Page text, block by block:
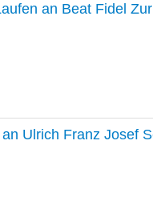
an Beat Fidel
Ulrich Franz Josef